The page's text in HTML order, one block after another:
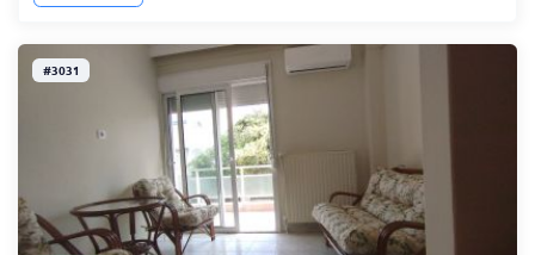
#3031